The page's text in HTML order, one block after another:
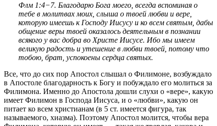
Флм 1:4−7. Благодарю Бога моего, всегда вспоминая о
тебе в молитвах моих, слыша о твоей любви и вере,
которую имеешь к Господу Иисусу и ко всем святым, дабы
общение веры твоей оказалось деятельным в познании
всякого у вас добра во Христе Иисусе. Ибо мы имеем
великую радость и утешение в любви твоей, потому что
тобою, брат, успокоены сердца святых.
Все, что до сих пор Апостол слышал о Филимоне, возбуждало
в Апостоле благодарность к Богу и побуждало его молиться за
Филимона. Именно до Апостола дошли слухи о «вере», какую
имеет Филимон в Господа Иисуса, и о «любви», какую он
питает ко всем христианам (в 5 ст. имеется фигура, так
называемого, хиазма). Поэтому Апостол молится, чтобы вера